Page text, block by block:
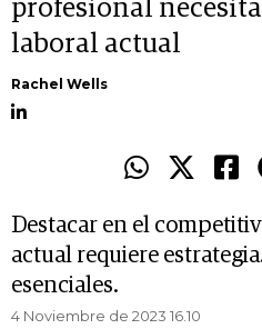
profesional
laboral actual
Rachel Wells
Destacar en el
actual requiere
esenciales.
4 Noviembre de 2023 16.10